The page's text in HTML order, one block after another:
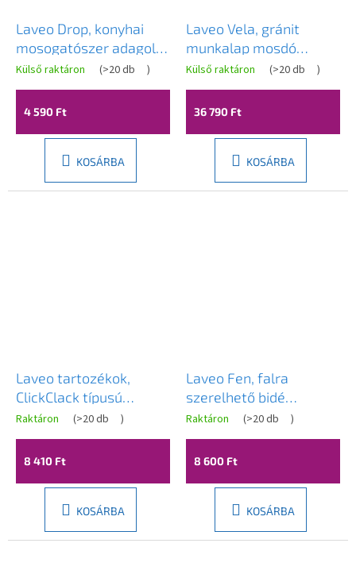
Laveo Drop, konyhai
mosogatószer adagoló
500ml, acél, LAV-
OKD_231T
Külső raktáron (>20 db )
4 590 Ft
KOSÁRBA
Laveo Vela, gránit
munkalap mosdó
340x200x130 mm,
fekete, LAV-VGV1710T
Külső raktáron (>20 db )
36 790 Ft
KOSÁRBA
Laveo tartozékok,
ClickClack típusú
leeresztő dugó
túlfolyóval, fényes
arany, LAV-CKK_G2R3
Raktáron (>20 db )
8 410 Ft
KOSÁRBA
Laveo Fen, falra
szerelhető bidé
csaptelep
zuhanygarnitúrával,
króm, LAV-NAF_01PD
Raktáron (>20 db )
8 600 Ft
KOSÁRBA